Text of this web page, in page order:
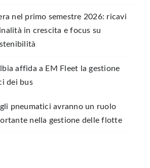
nel primo semestre 2026: ricavi
in crescita e focus su
affida a EM Fleet la gestione
dei bus
pneumatici avranno un ruolo
nella gestione delle flotte